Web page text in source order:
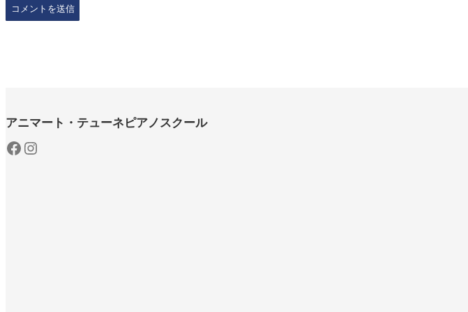
アニマート・テューネピアノスクール
Facebook Instagram